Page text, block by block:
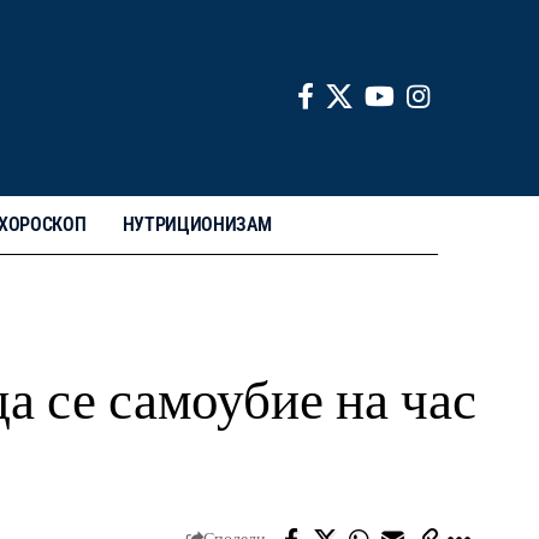
НУТРИЦИОНИЗАМ
се самоубие на час